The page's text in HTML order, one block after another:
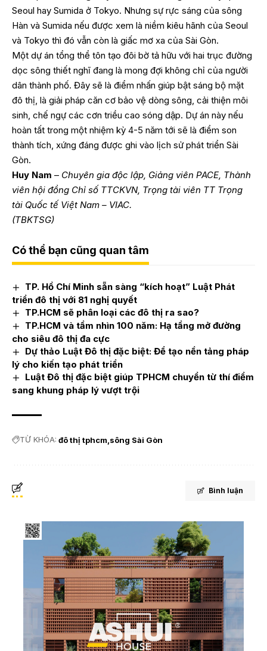
Seoul hay Sumida ở Tokyo. Nhưng sự rực sáng của sông
Hàn và Sumida nếu được xem là niềm kiêu hãnh của Seoul
và Tokyo thì đó vẫn còn là giấc mơ xa của Sài Gòn.
Một dự án tổng thể tôn tạo đôi bờ tả hữu với hai trục đường
dọc sông thiết nghĩ đang là mong đợi không chỉ của người
dân thành phố. Đây sẽ là điểm nhấn giúp bật sáng bộ mặt
đô thị, là giải pháp căn cơ bảo vệ dòng sông, cải thiện môi
sinh, chế ngự các cơn triều cao sóng dập. Dự án này nếu
hoàn tất trong một nhiệm kỳ 4-5 năm tới sẽ là điểm son
thành tích, xứng đáng được ghi vào lịch sử phát triển Sài
Gòn.
Huy Nam – Chuyên gia độc lập, Giảng viên PACE, Thành
viên hội đồng Chỉ số TTCKVN, Trọng tài viên TT Trọng
tài Quốc tế Việt Nam – VIAC.
(TBKTSG)
Có thể bạn cũng quan tâm
TP. Hồ Chí Minh sẵn sàng “kích hoạt” Luật Phát
triển đô thị với 81 nghị quyết
TP.HCM sẽ phân loại các đô thị ra sao?
TP.HCM và tầm nhìn 100 năm: Hạ tầng mở đường
cho siêu đô thị đa cực
Dự thảo Luật Đô thị đặc biệt: Để tạo nền tảng pháp
lý cho kiến tạo phát triển
Luật Đô thị đặc biệt giúp TPHCM chuyển từ thí điểm
sang khung pháp lý vượt trội
TỪ KHÓA: đô thị tphcm sông Sài Gòn
Bình luận